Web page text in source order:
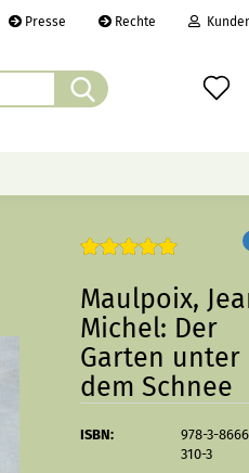
Presse Rechte
vergessen?
Suche...
Maulpoix,
Michel: Der
Garten unter
dem Schnee
ISBN:
978-3-
310-3